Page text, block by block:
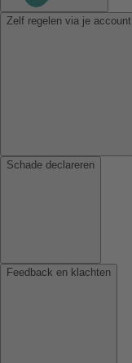
Zelf regelen via je account
Schade declareren
Feedback en klachten